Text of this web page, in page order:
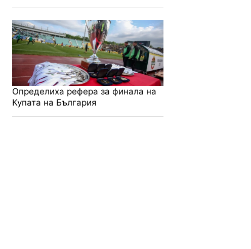
Звезда
8
Нови
Пазар
0
Определиха рефера за финала на
Купата на България